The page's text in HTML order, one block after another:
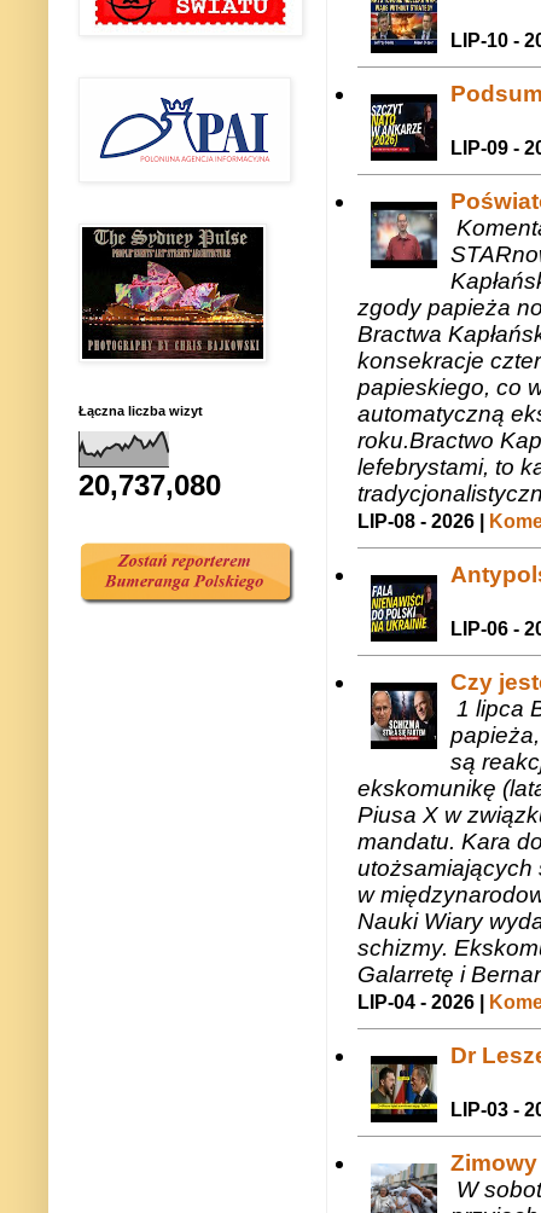
LIP-10 -
LIP-09 -
zgody papieża
Bractwa
konsekracje
papieskiego, co
automatyczną
roku.Bractwo
lefebrystami, to
LIP-08 - 2026 |
LIP-06 -
Czy
1 lipca
są
ekskomunikę
Piusa X w
mandatu. Kara
utożsamiających
w
Nauki Wiary
schizmy.
Galarretę i
LIP-04 - 2026 |
Dr
LIP-03 -
W
Łączna liczba wizyt
20,737,080